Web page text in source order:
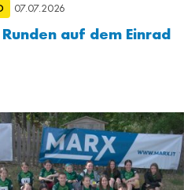
07.07.2026
auf dem Einrad